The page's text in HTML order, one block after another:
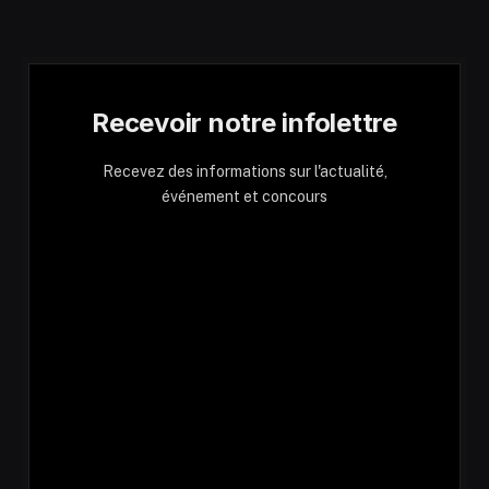
Recevoir notre infolettre
Recevez des informations sur l'actualité,
événement et concours